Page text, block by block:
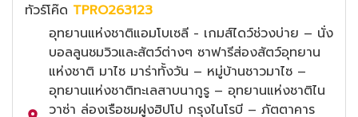
ทัวร์โค๊ด TPRO263123
อุทยานแห่งชาติแอมโบเซลี - เกมส์ไดว์ช่วงบ่าย – นั่ง
บอลลูนชมวิวและสัตว์ต่างๆ ซาฟารีส่องสัตว์อุทยาน
แห่งชาติ มาไซ มาร่าทั้งวัน – หมู่บ้านชาวมาไซ –
อุทยานแห่งชาติทะเลสาบนากูรู – อุทยานแห่งชาติไน
วาซ่า ล่องเรือชมฝูงฮิปโป กรุงไนโรบี – ภัตตาคาร